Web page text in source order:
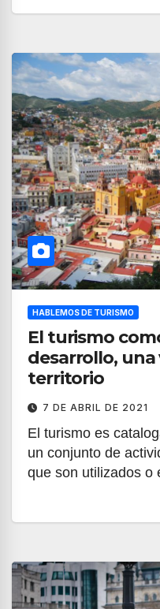
HABLEMOS DE TURISMO
El turismo
desarrollo, una
territorio
7 DE ABRIL DE 2021
El turismo es
un conjunto de
que son utilizados